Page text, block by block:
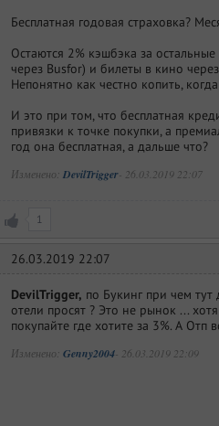
Бесплатная годовая страховка?
Остаются 2% кэшбэка за
через Busfor) и билеты в кино
Непонятно как честно копить,
И это при том, что бесплатная
привязки к точке покупки, а
год она бесплатная, а дальше что?
Изменено: DevilTrigger- 26.03.2019 22:07
1
26.03.2019 22:07
DevilTrigger, по Букинг при чем
отели просят ? Это не рынок ...
покупайте где хотите за 3%. А Отп
Изменено: Genny2004- 26.03.2019 22:09